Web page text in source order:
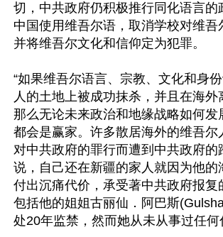
切，中共政府仍积极推行同化语言的
中国使用维吾尔语，取消学校对维吾
并将维吾尔文化和信仰定为犯罪。
“如果维吾尔语言、宗教、文化和身
人的土地上被成功抹杀，并且在海外
那么无论未来政治和地缘战略如何发
都会是赢家。许多散居海外的维吾尔
对中共政府的罪行而遭到中共政府的
说，自己还在新疆的家人就因为他的
付出沉痛代价，承受著中共政府报复
包括他的姐姐古丽仙．阿巴斯
处20年监禁，然而她从未从事过任何